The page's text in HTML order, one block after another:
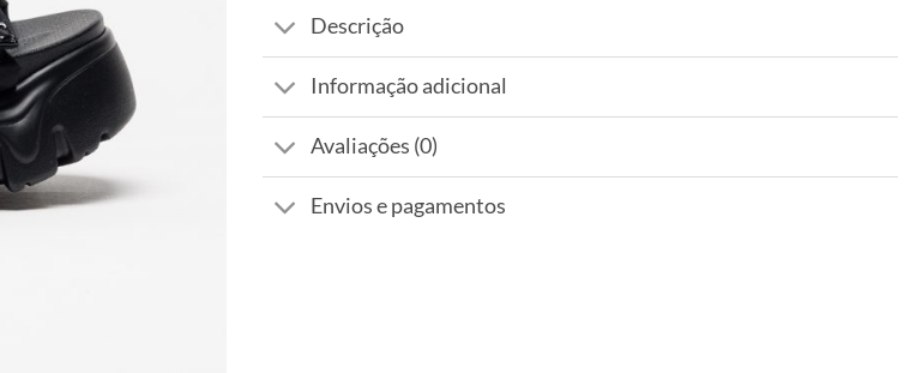
Descrição
Informação adicional
Avaliações (0)
Envios e pagamentos